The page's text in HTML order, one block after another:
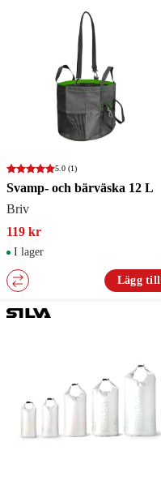
5.0 (1)
Svamp- och bärväska 12 L
Briv
119 kr
I lager
Lägg till